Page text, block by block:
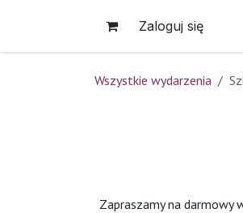
Zaloguj się
Wszystkie wydarzenia
Zapraszamy na darmowy